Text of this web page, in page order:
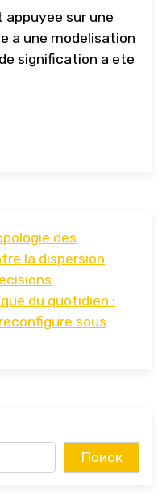
appuyee sur une
a une modelisation
signification a ete
des
la dispersion
du quotidien :
sous
Поиск